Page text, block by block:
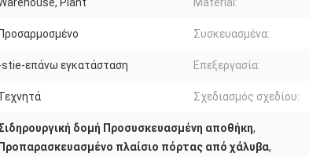
Plant Material:
Προσαρμοσμένο Συσκευασμένα:
stie-επάνω εγκατάσταση Επεξεργασία:
Σχεδιασμός σχεδίου:
δομή Προσυσκευασμένη αποθήκη,
Προπαρασκευασμένο πλαίσιο πόρτας από χάλυβα,